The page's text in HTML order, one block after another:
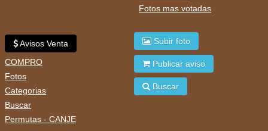
Fotos mas votadas
Avisos Venta
COMPRO
Fotos
Categorias
Buscar
Permutas - CANJE
Subir foto
Publicar aviso
Buscar